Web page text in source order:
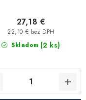
Skladom (2 ks)
22,10 € bez DPH
27,18 €